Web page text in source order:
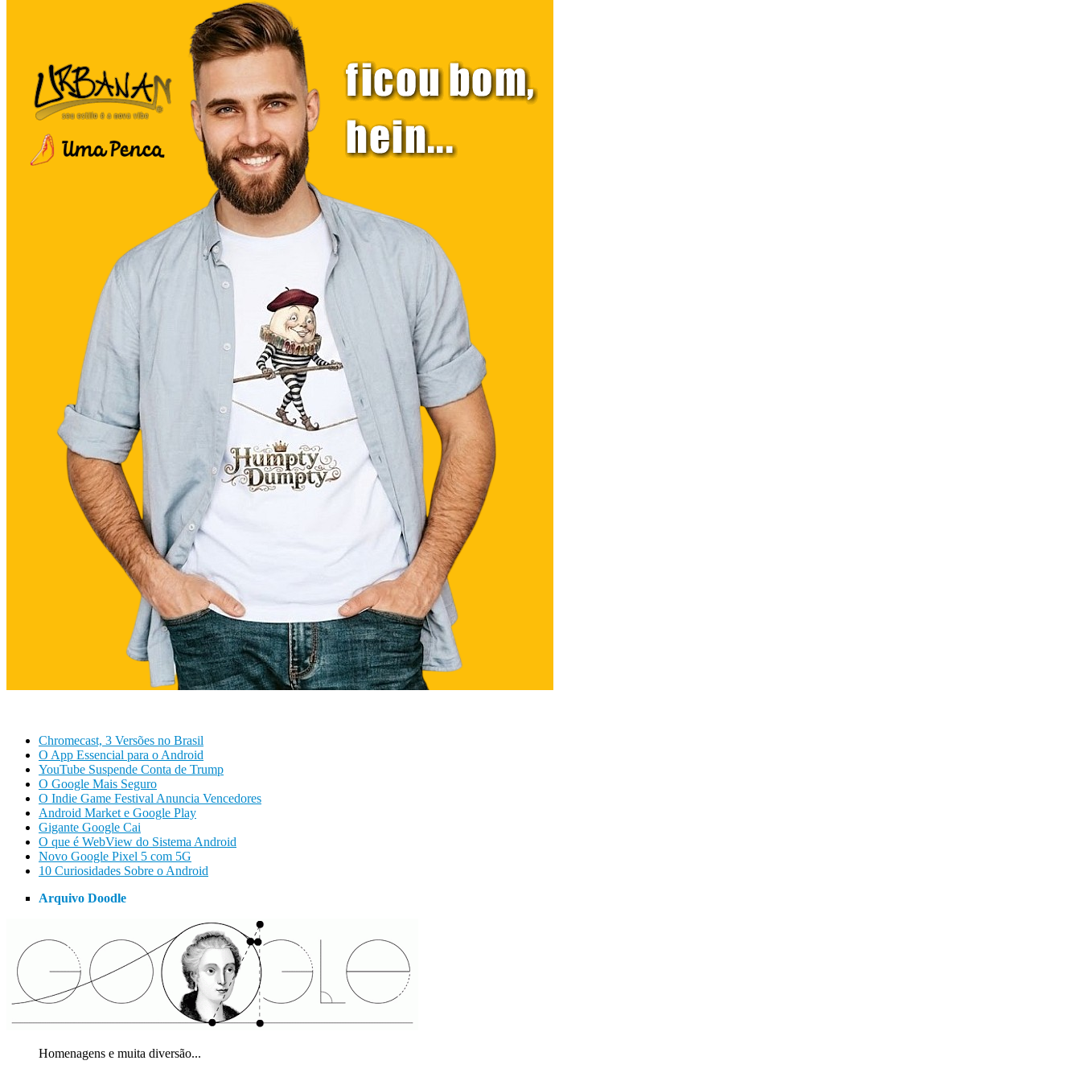
Chromecast, 3 Versões no Brasil
O App Essencial para o Android
YouTube Suspende Conta de Trump
O Google Mais Seguro
O Indie Game Festival Anuncia Vencedores
Android Market e Google Play
Gigante Google Cai
O que é WebView do Sistema Android
Novo Google Pixel 5 com 5G
10 Curiosidades Sobre o Android
Arquivo Doodle
Homenagens e muita diversão...